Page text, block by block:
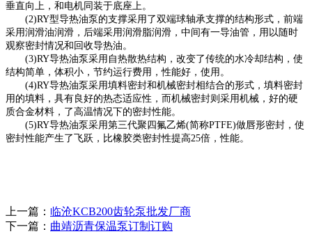
垂直向上，和电机同装于底座上。
(2)RY型导热油泵的支撑采用了双端球轴承支撑的结构形式，前端
采用润滑油润滑，后端采用润滑脂润滑，中间有一导油管，用以随时
观察密封情况和回收导热油。
(3)RY导热油泵采用自热散热结构，改变了传统的水冷却结构，使
结构简单，体积小，节约运行费用，性能好，使用。
(4)RY导热油泵采用填料密封和机械密封相结合的形式，填料密封
用的填料，具有良好的热态适应性，而机械密封则采用机械，好的硬
质合金材料，了高温情况下的密封性能。
(5)RY导热油泵采用第三代聚四氟乙烯(简称PTFE)做唇形密封，使
密封性能产生了飞跃，比橡胶类密封性提高25倍，性能。
上一篇： 临沧KCB200齿轮泵批发厂商
下一篇： 曲靖沥青保温泵订制订购